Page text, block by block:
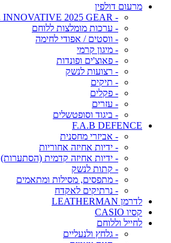
מרעום דולפין
- THE INNOVATIVE 2025 GEAR
- ערכות מומלצות ללוחם
- ווסטים / אפודי לחימה
- מיגון קרמי
- פאוצ'ים ופונדות
- רצועות לנשק
- תיקים
- פקלים
- עזרים
- ביגוד וסופטשלים
F.A.B DEFENCE
- אביזרי מחסנית
- ידיות אחיזה אחוריות
- ידיות אחיזה קדמית (הסתערות)
- קתות לנשק
- מתפסים, מסילות ומתאמים
- נרתיקים לאקדח
לדרמן LEATHERMAN
קסיו CASIO
לחייל וללוחם
- גלחץ ולנעליים